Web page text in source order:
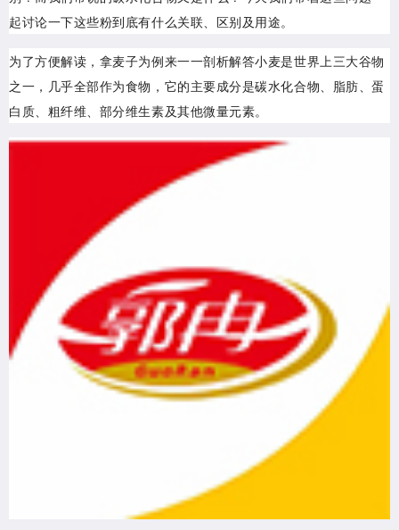
起讨论一下这些粉到底有什么关联、区别及用途。
为了方便解读，拿麦子为例来一一剖析解答小麦是世界上三大谷物
之一，几乎全部作为食物，它的主要成分是碳水化合物、脂肪、蛋
白质、粗纤维、部分维生素及其他微量元素。